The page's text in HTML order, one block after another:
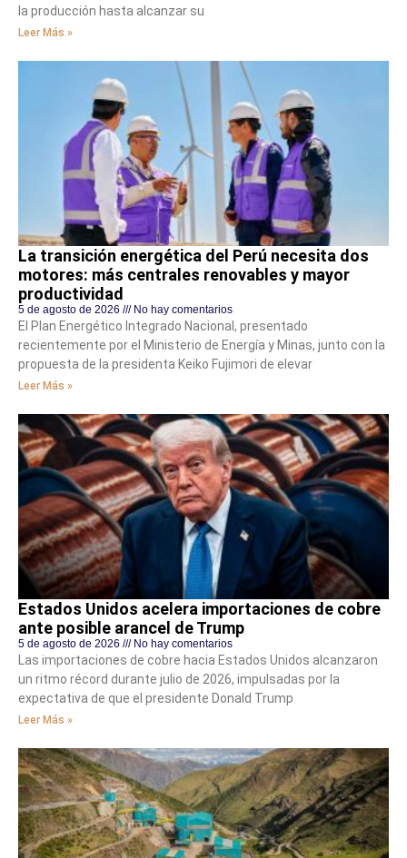
la producción hasta alcanzar su
Leer Más »
La transición energética del Perú necesita dos
motores: más centrales renovables y mayor
productividad
5 de agosto de 2026 No hay comentarios
El Plan Energético Integrado Nacional, presentado
recientemente por el Ministerio de Energía y Minas, junto con la
propuesta de la presidenta Keiko Fujimori de elevar
Leer Más »
Estados Unidos acelera importaciones de cobre
ante posible arancel de Trump
5 de agosto de 2026 No hay comentarios
Las importaciones de cobre hacia Estados Unidos alcanzaron
un ritmo récord durante julio de 2026, impulsadas por la
expectativa de que el presidente Donald Trump
Leer Más »